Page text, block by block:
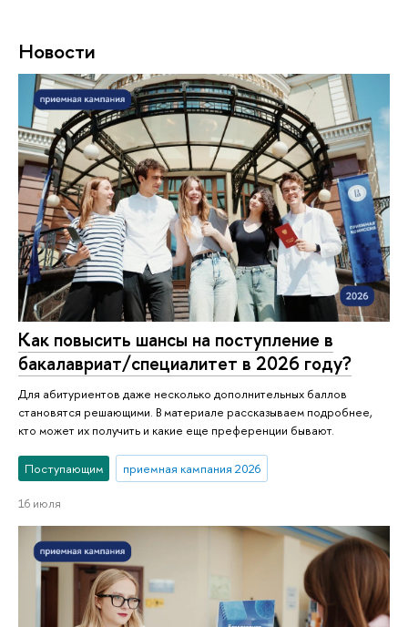
Новости
Как повысить шансы на поступление в
бакалавриат/специалитет в 2026 году?
Для абитуриентов даже несколько дополнительных баллов
становятся решающими. В материале рассказываем подробнее,
кто может их получить и какие еще преференции бывают.
Поступающим приемная кампания 2026
16 июля